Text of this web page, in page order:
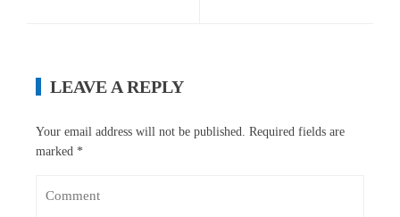
LEAVE A REPLY
Your email address will not be published.
Required fields are
marked *